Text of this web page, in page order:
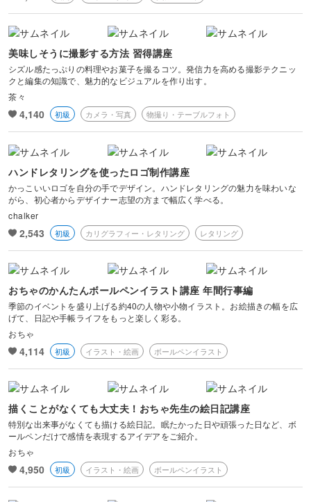
美味しそうに撮影する方法 習得講座
シズル感たっぷりの料理やお菓子を撮るコツ。発信力を高める撮影テクニッ
クと編集の知識で、魅力的なビジュアルを作り出す。
茶々
4,140 初級 カメラ・写真 物撮り・テーブルフォト
ハンドレタリングを使ったロゴ制作講座
かっこいいロゴを自分の手でデザイン。ハンドレタリングの魅力を味わいな
がら、初心者からデザイナー志望の方まで幅広く学べる。
chalker
2,543 初級 カリグラフィー・レタリング レタリング
おちゃのかんたんボールペンイラスト講座 年間行事編
季節のイベントを盛り上げる約40の人物や小物イラスト。お絵描きの幅を広
げて、日記や手帳ライフをもっと楽しく彩る。
おちゃ
4,114 初級 イラスト・絵画 ボールペンイラスト
描くことがなくても大丈夫！おちゃ先生の絵日記講座
特別な出来事がなくても描ける絵日記。眠たかった日や頑張った日など、ボ
ールペンだけで感情を表現するアイデアをご紹介。
おちゃ
4,950 初級 イラスト・絵画 ボールペンイラスト